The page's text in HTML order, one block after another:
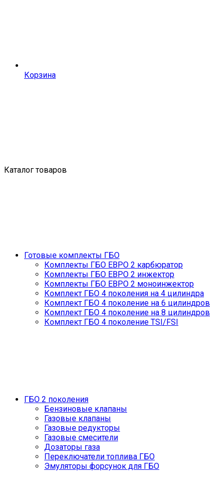
Корзина
Каталог товаров
Готовые комплекты ГБО
Комплекты ГБО ЕВРО 2 карбюратор
Комплекты ГБО ЕВРО 2 инжектор
Комплекты ГБО ЕВРО 2 моноинжектор
Комплект ГБО 4 поколения на 4 цилиндра
Комплект ГБО 4 поколение на 6 цилиндров
Комплект ГБО 4 поколение на 8 цилиндров
Комплект ГБО 4 поколение TSI/FSI
ГБО 2 поколения
Бензиновые клапаны
Газовые клапаны
Газовые редукторы
Газовые смесители
Дозаторы газа
Переключатели топлива ГБО
Эмуляторы форсунок для ГБО